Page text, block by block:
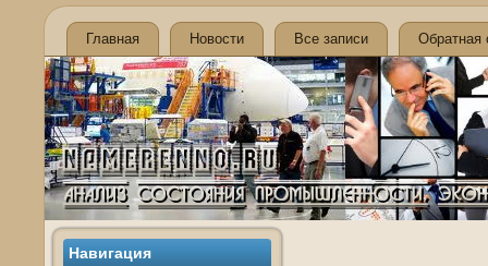
Главная Новости Все записи Обратная
Навигация